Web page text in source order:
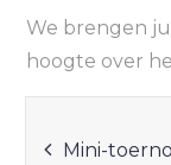
We brengen
hoogte over
Mini-